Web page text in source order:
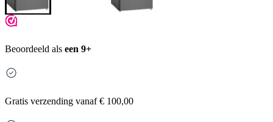
Beoordeeld als een 9+
Gratis verzending vanaf € 100,00